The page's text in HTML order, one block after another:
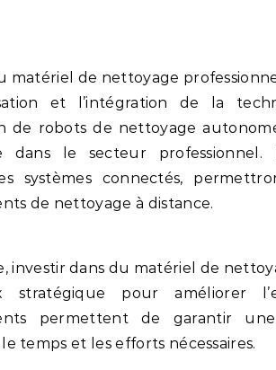
matériel de nettoyage
et l’intégration de la
de robots de nettoyage
dans le secteur professionnel.
systèmes connectés,
de nettoyage à distance.
investir dans du matériel de
stratégique pour améliorer
permettent de garantir
temps et les efforts nécessaires.